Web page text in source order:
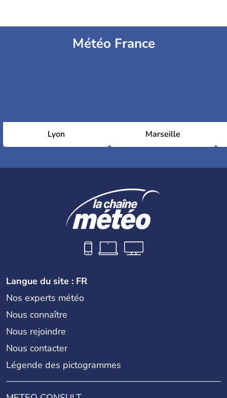
Météo France
Lyon Marseille
Langue du site : FR
Nos experts météo
Nous connaître
Nous rejoindre
Nous contacter
Légende des pictogrammes